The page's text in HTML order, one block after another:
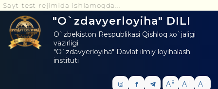
test rejimida ishlamoqda...
"O`zdavyerloyiha" DILI
O`zbekiston Respublikasi Qishloq xo`jaligi
vazirligi
"O`zdavyerloyiha" Davlat ilmiy loyihalash
instituti
A A A